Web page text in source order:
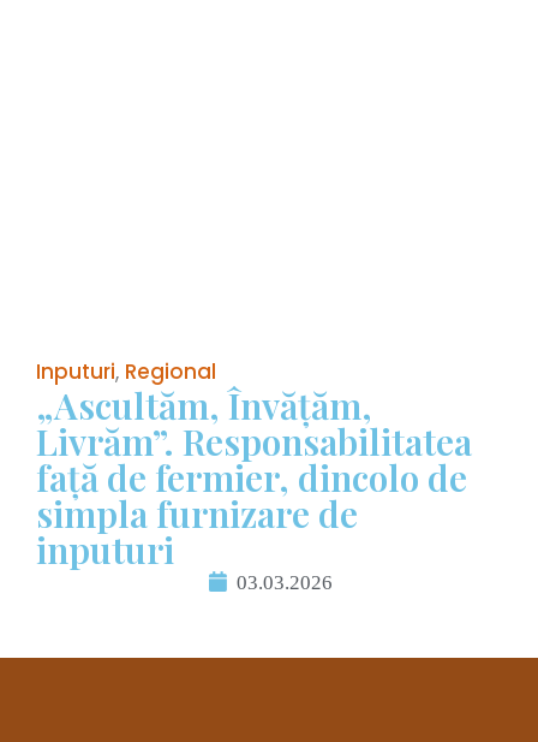
Inputuri, Regional
„Ascultăm, Învățăm,
Livrăm”. Responsabilitatea
față de fermier, dincolo de
simpla furnizare de
inputuri
03.03.2026